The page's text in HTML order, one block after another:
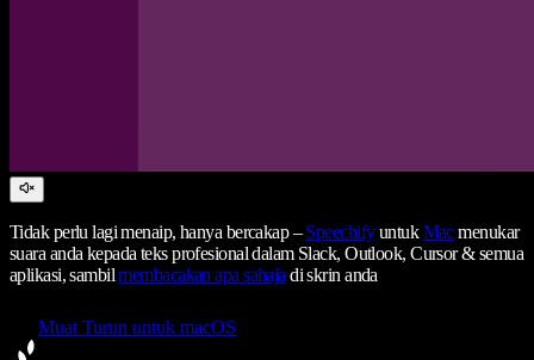
Tidak perlu lagi menaip, hanya bercakap –SpeechifyuntukMacmenukar
suara anda kepada teks profesional dalam Slack, Outlook, Cursor & semua
aplikasi, sambilmembacakan apa sahaja di skrin anda
Muat Turun untuk macOS